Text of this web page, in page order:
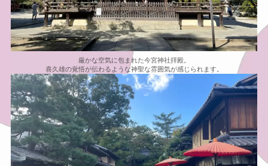
厳かな空気に包まれた今宮神社拝殿。
喜久雄の覚悟が伝わるような神聖な雰囲気が感じられます。